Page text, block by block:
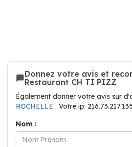
Donnez votre avis et
Restaurant CH TI PIZZ
Également donner votre avis sur
ROCHELLE . Votre ip: 216.73.217.135
Nom :